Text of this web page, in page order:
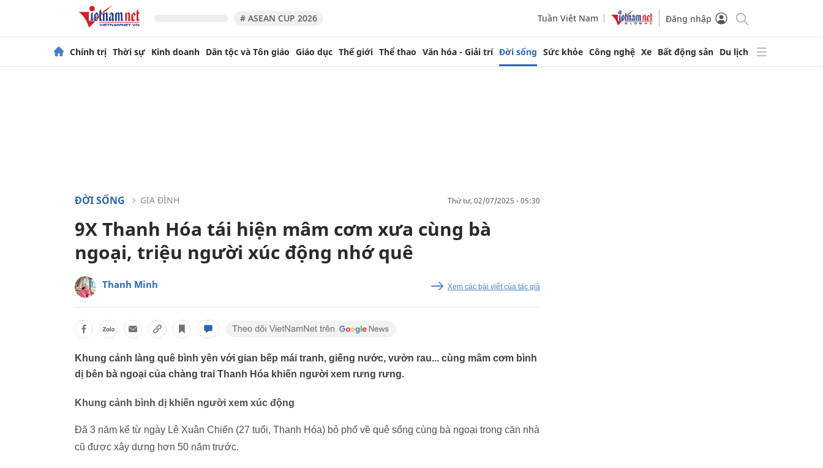
# ASEAN CUP 2026 Tuần Việt Nam Đăng nhập
Chính trị Thời sự Kinh doanh Dân tộc và Tôn giáo Giáo dục Thế giới Thể thao Văn hóa - Giải trí Đời sống Sức khỏe Công nghệ Xe Bất động sản Du lịch
ĐỜI SỐNG GIA ĐÌNH thứ tư, 02/07/2025 - 05:30
9X Thanh Hóa tái hiện mâm cơm xưa cùng bà
ngoại, triệu người xúc động nhớ quê
Thanh Minh Xem các bài viết của tác giả
Khung cảnh làng quê bình yên với gian bếp mái tranh, giếng nước, vườn rau... cùng mâm cơm bình
dị bên bà ngoại của chàng trai Thanh Hóa khiến người xem rưng rưng.
Khung cảnh bình dị khiến người xem xúc động
Đã 3 năm kể từ ngày Lê Xuân Chiến (27 tuổi, Thanh Hóa) bỏ phố về quê sống cùng bà ngoại trong căn nhà
cũ được xây dựng hơn 50 năm trước.